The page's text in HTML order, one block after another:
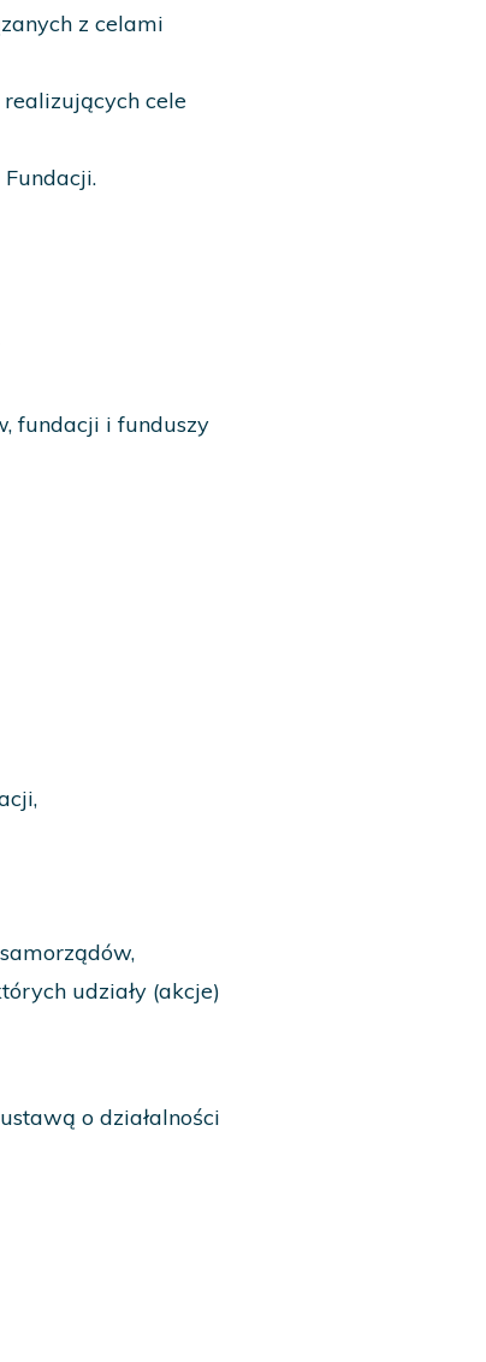
z celami
cele
fundacji i funduszy
udziały (akcje)
o działalności